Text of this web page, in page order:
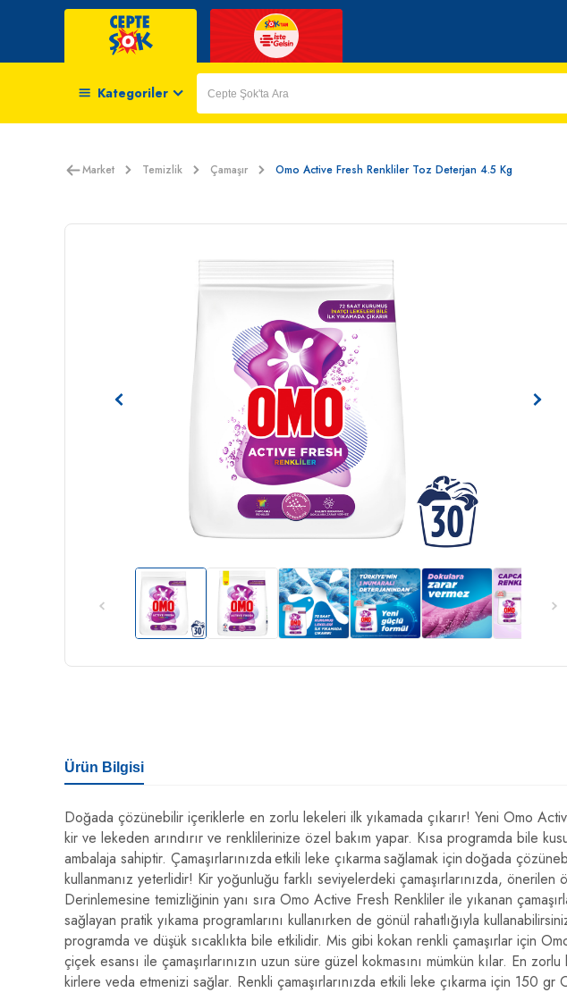
Kategoriler
Market Temizlik Çamaşır Omo Active Fresh Renkliler Toz Deterjan 4.5 Kg
Ürün Bilgisi
Doğada çözünebilir içeriklerle en zorlu lekeleri ilk yıkamada çıkarır! Yeni Omo
kir ve lekeden arındırır ve renklilerinize özel bakım yapar. Kısa programda bile
ambalaja sahiptir. Çamaşırlarınızda etkili leke çıkarma sağlamak için doğada
kullanmanız yeterlidir! Kir yoğunluğu farklı seviyelerdeki çamaşırlarınızda,
Derinlemesine temizliğinin yanı sıra Omo Active Fresh Renkliler ile yıkanan
sağlayan pratik yıkama programlarını kullanırken de gönül rahatlığıyla
programda ve düşük sıcaklıkta bile etkilidir. Mis gibi kokan renkli çamaşırlar için
çiçek esansı ile çamaşırlarınızın uzun süre güzel kokmasını mümkün kılar. En
kirlere veda etmenizi sağlar. Renkli çamaşırlarınızda etkili leke çıkarma için 150